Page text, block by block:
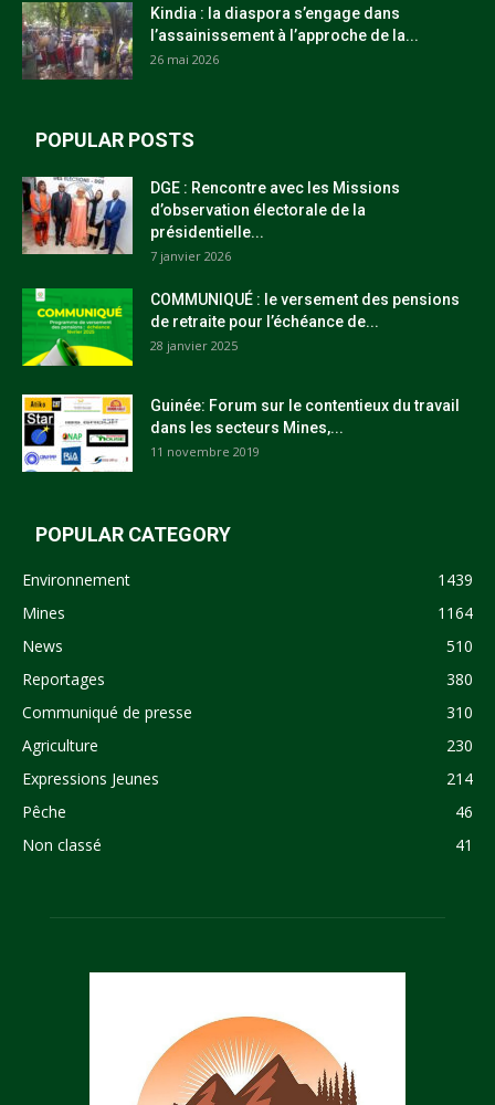
Kindia : la diaspora s’engage dans
l’assainissement à l’approche de la...
26 mai 2026
POPULAR POSTS
DGE : Rencontre avec les Missions
d’observation électorale de la
présidentielle...
7 janvier 2026
COMMUNIQUÉ : le versement des pensions
de retraite pour l’échéance de...
28 janvier 2025
Guinée: Forum sur le contentieux du travail
dans les secteurs Mines,...
11 novembre 2019
POPULAR CATEGORY
Environnement
1439
Mines
1164
News
510
Reportages
380
Communiqué de presse
310
Agriculture
230
Expressions Jeunes
214
Pêche
46
Non classé
41